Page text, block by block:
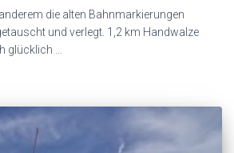
die alten Bahnmarkierungen
und verlegt. 1,2 km Handwalze
glücklich …